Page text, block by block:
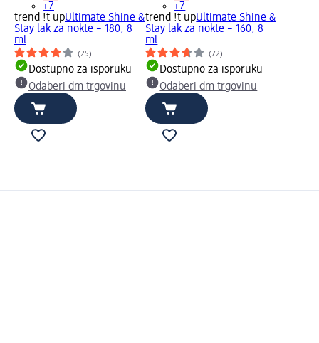
+7
trend !t upUltimate Shine &
Stay lak za nokte – 180, 8
ml
(25)
Dostupno za isporuku
Odaberi dm trgovinu
+7
trend !t upUltimate Shine &
Stay lak za nokte – 160, 8
ml
(72)
Dostupno za isporuku
Odaberi dm trgovinu